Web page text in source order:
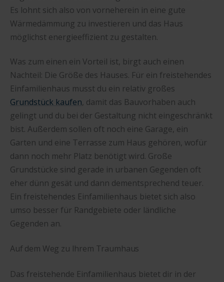
Es lohnt sich also von vorneherein in eine gute
Wärmedämmung zu investieren und das Haus
möglichst energieeffizient zu gestalten.
Was zum einen ein Vorteil ist, birgt auch einen
Nachteil: Die Größe des Hauses. Für ein freistehendes
Einfamilienhaus musst du ein relativ großes
Grundstück kaufen, damit das Bauvorhaben auch
gelingt und du bei der Gestaltung nicht eingeschränkt
bist. Außerdem sollen oft noch eine Garage, ein
Garten und eine Terrasse zum Haus gehören, wofür
dann noch mehr Platz benötigt wird. Große
Grundstücke sind gerade in urbanen Gegenden oft
eher dünn gesät und dann dementsprechend teuer.
Ein freistehendes Einfamilienhaus bietet sich also
umso besser für Randgebiete oder ländliche
Gegenden an.
Auf dem Weg zu Ihrem Traumhaus
Das freistehende Einfamilienhaus bietet dir in der